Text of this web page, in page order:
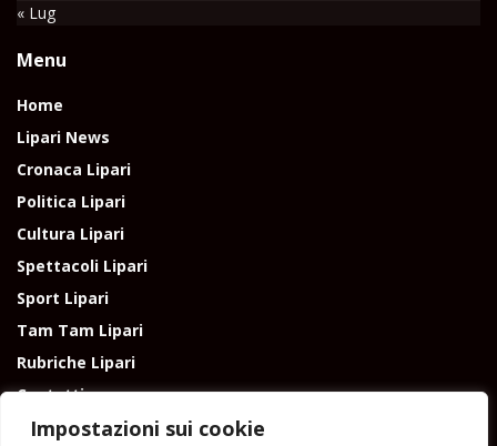
Impostazioni sui cookie
« Lug
Menu
Home
Lipari News
Cronaca Lipari
Politica Lipari
Cultura Lipari
Spettacoli Lipari
Sport Lipari
Tam Tam Lipari
Rubriche Lipari
Contatti